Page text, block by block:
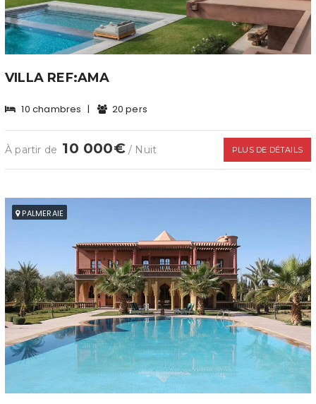
VILLA REF:AMA
10 chambres | 20 pers
À partir de 10 000€/ Nuit PLUS DE DÉTAILS
PALMERAIE